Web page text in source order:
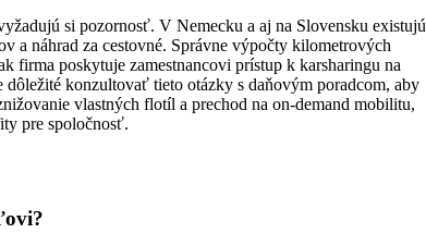
si pozornosť. V Nemecku a aj na Slovensku existujú
a náhrad za cestovné. Správne výpočty kilometrových
firma poskytuje zamestnancovi prístup k karsharingu na
konzultovať tieto otázky s daňovým poradcom, aby
vlastných flotíl a prechod na on-demand mobilitu,
pre spoločnosť.